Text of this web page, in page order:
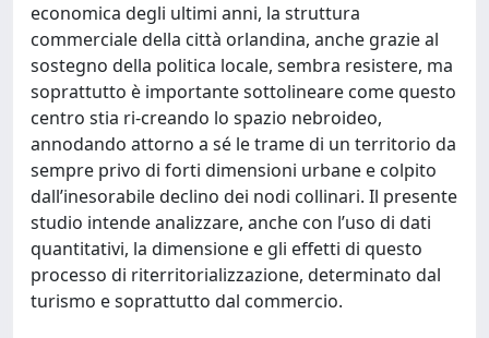
economica degli ultimi anni, la struttura
commerciale della città orlandina, anche grazie al
sostegno della politica locale, sembra resistere, ma
soprattutto è importante sottolineare come questo
centro stia ri-creando lo spazio nebroideo,
annodando attorno a sé le trame di un territorio da
sempre privo di forti dimensioni urbane e colpito
dall’inesorabile declino dei nodi collinari. Il presente
studio intende analizzare, anche con l’uso di dati
quantitativi, la dimensione e gli effetti di questo
processo di riterritorializzazione, determinato dal
turismo e soprattutto dal commercio.